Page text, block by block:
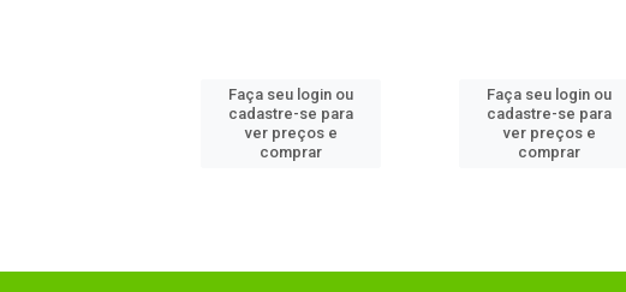
Faça seu login ou
cadastre-se para
ver preços e
comprar
Faça seu login ou
cadastre-se para
ver preços e
comprar